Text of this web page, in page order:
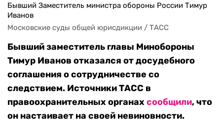
Бывший Заместитель министра обороны России Тимур
Иванов
Московские суды общей юрисдикции / ТАСС
Бывший заместитель главы Минобороны
Тимур Иванов отказался от досудебного
соглашения о сотрудничестве со
следствием. Источники ТАСС в
правоохранительных органахсообщили, что
он настаивает на своей невиновности.